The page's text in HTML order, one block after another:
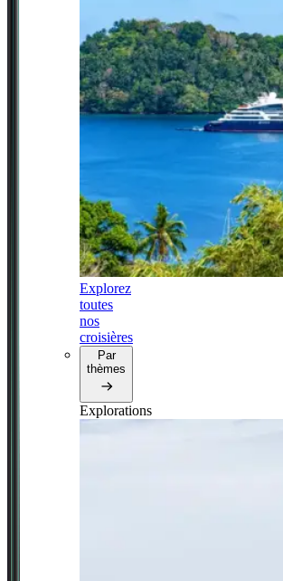
Explorez
toutes
nos
croisières
Par
thèmes
Explorations